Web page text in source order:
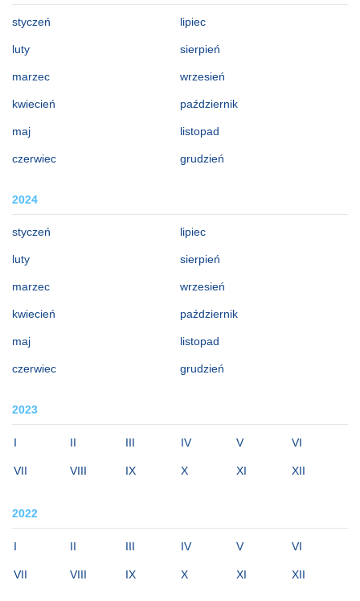
styczeń
luty
marzec
kwiecień
maj
czerwiec
lipiec
sierpień
wrzesień
październik
listopad
grudzień
2024
styczeń
luty
marzec
kwiecień
maj
czerwiec
lipiec
sierpień
wrzesień
październik
listopad
grudzień
2023
I II III IV V VI
VII VIII IX X XI XII
2022
I II III IV V VI
VII VIII IX X XI XII